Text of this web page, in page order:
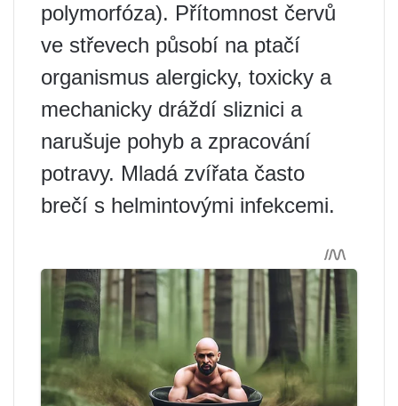
polymorfóza). Přítomnost červů
ve střevech působí na ptačí
organismus alergicky, toxicky a
mechanicky dráždí sliznici a
narušuje pohyb a zpracování
potravy. Mladá zvířata často
brečí s helmintovými infekcemi.